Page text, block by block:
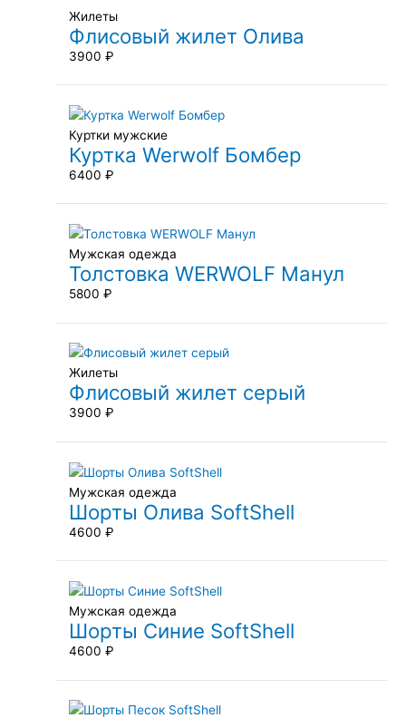
Жилеты
Флисовый жилет Олива
3900 ₽
Куртки мужские
Куртка Werwolf Бомбер
6400 ₽
Мужская одежда
Толстовка WERWOLF Манул
5800 ₽
Жилеты
Флисовый жилет серый
3900 ₽
Мужская одежда
Шорты Олива SoftShell
4600 ₽
Мужская одежда
Шорты Синие SoftShell
4600 ₽